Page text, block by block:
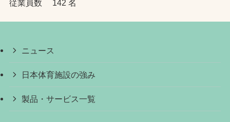
従業員数 142 名
ニュース
日本体育施設の強み
製品・サービス一覧